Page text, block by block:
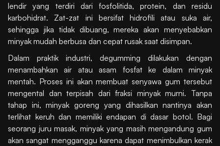
lendir yang terdiri dari fosfolitida, protein, dan residu
karbohidrat. Zat-zat ini bersifat hidrofili atau suka air,
sehingga jika tidak dibuang, mereka akan menyebabkan
minyak mudah berbusa dan cepat rusak saat disimpan.
Dalam praktik industri, degumming dilakukan dengan
menambahkan air atau asam fosfat ke dalam minyak
mentah. Proses ini akan membuat senyawa gum tersebut
mengental dan terpisah dari fraksi minyak murni. Tanpa
tahap ini, minyak goreng yang dihasilkan nantinya akan
terlihat keruh dan memiliki endapan di dasar botol. Bagi
seorang juru masak, minyak yang masih mengandung gum
akan sangat mengganggu karena dapat menimbulkan kerak